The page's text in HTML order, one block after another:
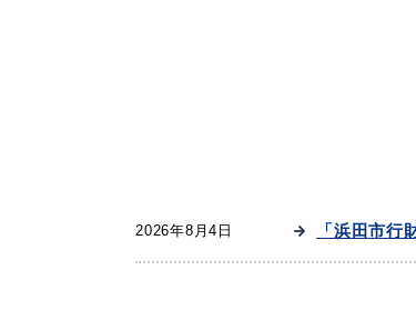
2026年8月4日 「浜田市行